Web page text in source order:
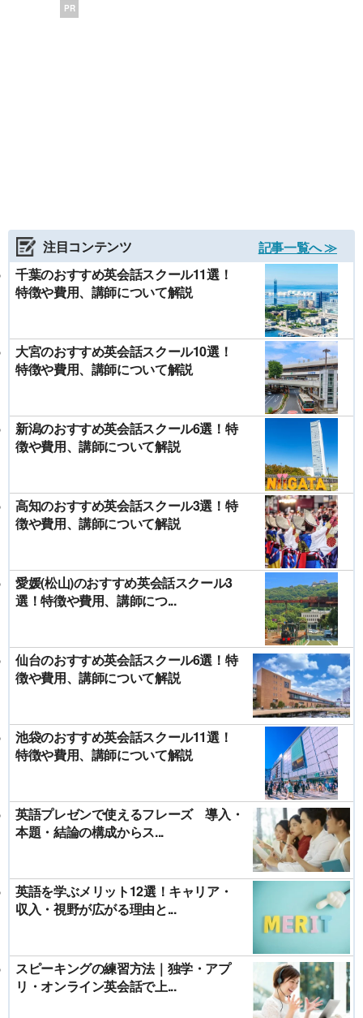
PR
注目コンテンツ
記事一覧へ ≫
千葉のおすすめ英会話スクール11選！
特徴や費用、講師について解説
大宮のおすすめ英会話スクール10選！
特徴や費用、講師について解説
新潟のおすすめ英会話スクール6選！特
徴や費用、講師について解説
高知のおすすめ英会話スクール3選！特
徴や費用、講師について解説
愛媛(松山)のおすすめ英会話スクール3
選！特徴や費用、講師につ...
仙台のおすすめ英会話スクール6選！特
徴や費用、講師について解説
池袋のおすすめ英会話スクール11選！
特徴や費用、講師について解説
英語プレゼンで使えるフレーズ 導入・
本題・結論の構成からス...
英語を学ぶメリット12選！キャリア・
収入・視野が広がる理由と...
スピーキングの練習方法｜独学・アプ
リ・オンライン英会話で上...